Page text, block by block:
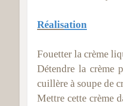
Réalisation
Fouetter la crème
Détendre la crème
cuillère à soupe de
Mettre cette crème